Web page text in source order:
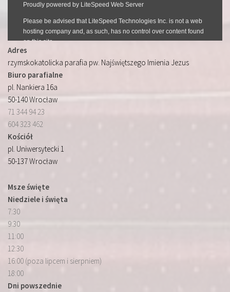
Adres
rzymskokatolicka parafia pw. Najświętszego Imienia Jezus
Biuro parafialne
pl. Nankiera 16a
50-140 Wrocław
71 344 94 23
604 323 462
Kościół
pl. Uniwersytecki 1
50-137 Wrocław
Msze święte
Niedziele i święta
7:30
9:30
11:00
12:30
16:00 (poza lipcem i sierpniem)
18:00
Dni powszednie